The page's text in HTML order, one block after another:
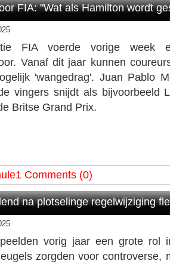
FIA: "Wat als Hamilton wordt
FIA voerde vorige week
Vanaf dit jaar kunnen
'wangedrag'. Juan Pablo
vingers snijdt als bijvoorbeeld
Britse Grand Prix.
Comments (0)
na plotselinge regelwijziging
vorig jaar een grote rol
zorgden voor controverse,